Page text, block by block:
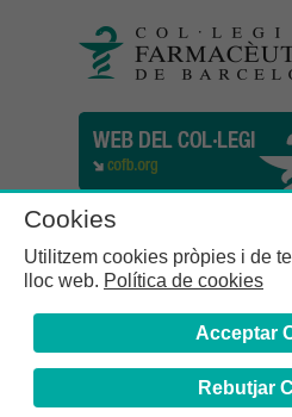
Col·legi de Farmacèutics de la
Cookies
Utilitzem cookies pròpies i de
lloc web. Política de cookies
Acceptar
Rebutjar